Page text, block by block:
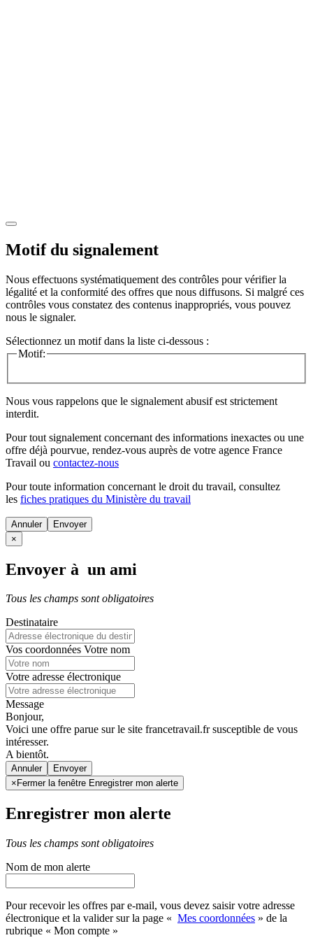
Motif du signalement
Nous effectuons systématiquement des contrôles pour vérifier la
légalité et la conformité des offres que nous diffusons. Si malgré ces
contrôles vous constatez des contenus inappropriés, vous pouvez
nous le signaler.
Sélectionnez un motif dans la liste ci-dessous :
Motif:
Nous vous rappelons que le signalement abusif est strictement
interdit.
Pour tout signalement concernant des informations inexactes ou une
offre déjà pourvue, rendez-vous auprès de votre agence France
Travail ou contactez-nous
Pour toute information concernant le droit du travail, consultez
les fiches pratiques du Ministère du travail
Annuler
×
Envoyer à un ami
Tous les champs sont obligatoires
Destinataire
Vos coordonnées Votre nom
Votre adresse électronique
Message
Bonjour,
Voici une offre parue sur le site francetravail.fr susceptible de vous
intéresser.
A bientôt.
Annuler
× Fermer la fenêtre Enregistrer mon alerte
Enregistrer mon alerte
Tous les champs sont obligatoires
Nom de mon alerte
Pour recevoir les offres par e-mail, vous devez saisir votre adresse
électronique et la valider sur la page « Mes coordonnées » de la
rubrique « Mon compte »